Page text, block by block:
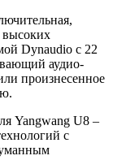
высоких
Dynaudio с 22
аудио-
произнесенное
Yangwang U8 –
с